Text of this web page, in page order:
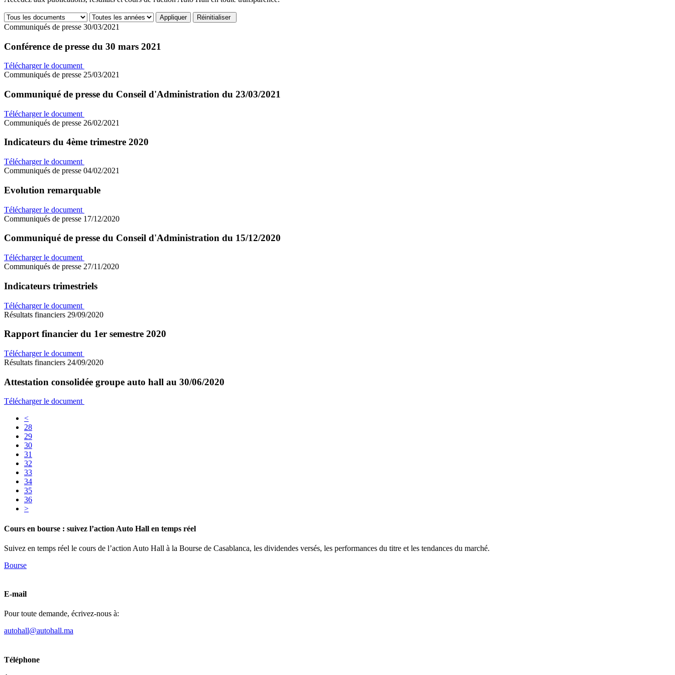
Appliquer Réinitialiser
Communiqués de presse 30/03/2021
Conférence de presse du 30 mars 2021
Télécharger le document
Communiqués de presse 25/03/2021
Communiqué de presse du Conseil d'Administration du 23/03/2021
Télécharger le document
Communiqués de presse 26/02/2021
Indicateurs du 4ème trimestre 2020
Télécharger le document
Communiqués de presse 04/02/2021
Evolution remarquable
Télécharger le document
Communiqués de presse 17/12/2020
Communiqué de presse du Conseil d'Administration du 15/12/2020
Télécharger le document
Communiqués de presse 27/11/2020
Indicateurs trimestriels
Télécharger le document
Résultats financiers 29/09/2020
Rapport financier du 1er semestre 2020
Télécharger le document
Résultats financiers 24/09/2020
Attestation consolidée groupe auto hall au 30/06/2020
Télécharger le document
<
28
29
30
31
32
33
34
35
36
>
Cours en bourse : suivez l’action Auto Hall en temps réel
Suivez en temps réel le cours de l’action Auto Hall à la Bourse de Casablanca, les dividendes versés, les performances du titre et les tendances du marché.
Bourse
E-mail
Pour toute demande, écrivez-nous à:
autohall@autohall.ma
Téléphone